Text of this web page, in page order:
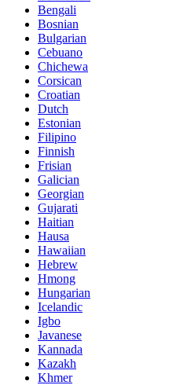
Bengali
Bosnian
Bulgarian
Cebuano
Chichewa
Corsican
Croatian
Dutch
Estonian
Filipino
Finnish
Frisian
Galician
Georgian
Gujarati
Haitian
Hausa
Hawaiian
Hebrew
Hmong
Hungarian
Icelandic
Igbo
Javanese
Kannada
Kazakh
Khmer